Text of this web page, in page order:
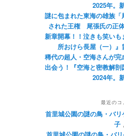
2025年。
謎に包まれた東海の雄族
された王権 尾張氏の正
新章開幕！！泣きも笑い
所おけら長屋（一）』
稀代の超人・空海さんが
出会う！『空海と密教解剖
2024年。
最近のコ
首里城公園の謎の鳥・バリ
子